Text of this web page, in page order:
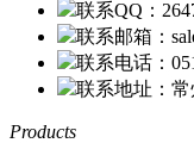
联系QQ：
联系邮箱：
联系电话：
联系地址：
Products